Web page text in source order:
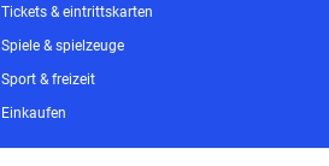
Tickets & eintrittskarten
Spiele & spielzeuge
Sport & freizeit
Einkaufen